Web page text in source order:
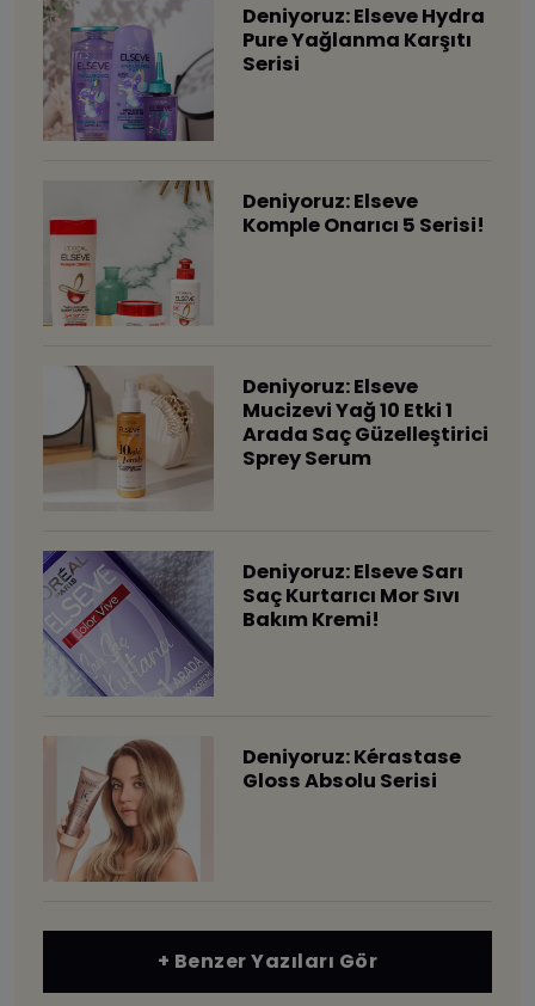
Deniyoruz: Elseve Hydra
Pure Yağlanma Karşıtı
Serisi
Deniyoruz: Elseve
Komple Onarıcı 5 Serisi!
Deniyoruz: Elseve
Mucizevi Yağ 10 Etki 1
Arada Saç Güzelleştirici
Sprey Serum
Deniyoruz: Elseve Sarı
Saç Kurtarıcı Mor Sıvı
Bakım Kremi!
Deniyoruz: Kérastase
Gloss Absolu Serisi
+ Benzer Yazıları Gör